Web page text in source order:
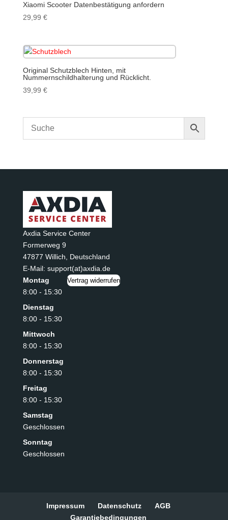
Xiaomi Scooter Datenbestätigung anfordern
29,99 €
Original Schutzblech Hinten, mit
Nummernschildhalterung und Rücklicht.
39,99 €
Axdia Service Center
Formerweg 9
47877 Willich
Deutschland
E-Mail: support(at)axdia.de
Montag
8:00 - 15:30
Dienstag
8:00 - 15:30
Mittwoch
8:00 - 15:30
Donnerstag
8:00 - 15:30
Freitag
8:00 - 15:30
Samstag
Geschlossen
Sonntag
Geschlossen
Vertrag widerrufen
Impressum Datenschutz
AGB
Garantiebedingungen